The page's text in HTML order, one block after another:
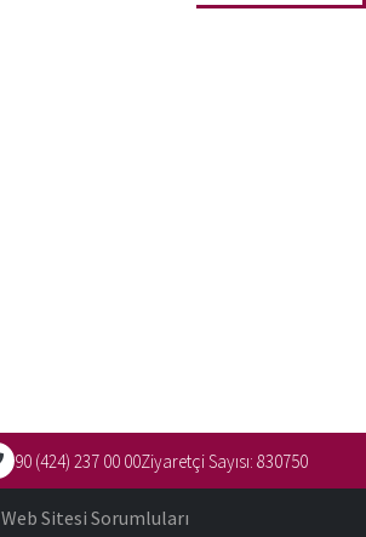
90 (424) 237 00 00Ziyaretçi Sayısı: 830750
Web Sitesi Sorumluları